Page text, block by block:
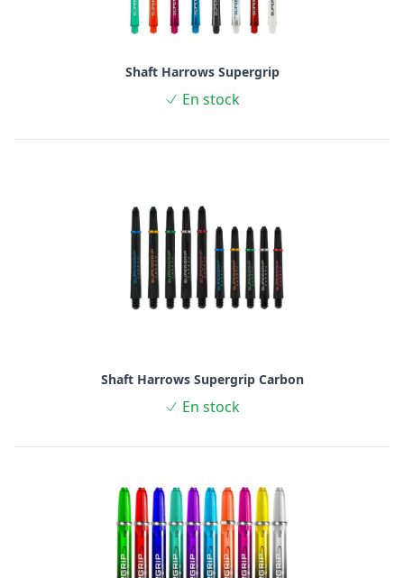
Shaft Harrows Supergrip
En stock
Shaft Harrows Supergrip Carbon
En stock